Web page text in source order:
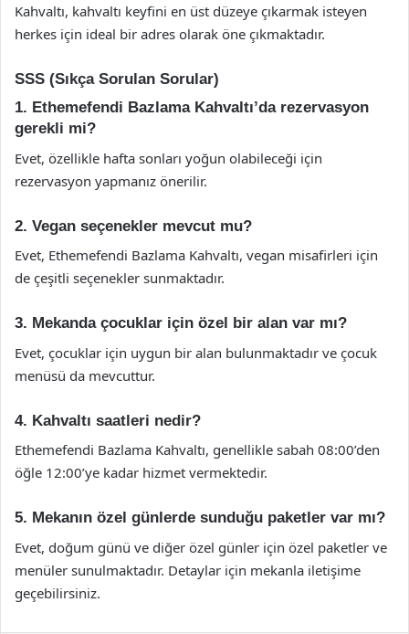
Kahvaltı, kahvaltı keyfini en üst düzeye çıkarmak isteyen
herkes için ideal bir adres olarak öne çıkmaktadır.
SSS (Sıkça Sorulan Sorular)
1. Ethemefendi Bazlama Kahvaltı’da rezervasyon
gerekli mi?
Evet, özellikle hafta sonları yoğun olabileceği için
rezervasyon yapmanız önerilir.
2. Vegan seçenekler mevcut mu?
Evet, Ethemefendi Bazlama Kahvaltı, vegan misafirleri için
de çeşitli seçenekler sunmaktadır.
3. Mekanda çocuklar için özel bir alan var mı?
Evet, çocuklar için uygun bir alan bulunmaktadır ve çocuk
menüsü da mevcuttur.
4. Kahvaltı saatleri nedir?
Ethemefendi Bazlama Kahvaltı, genellikle sabah 08:00’den
öğle 12:00’ye kadar hizmet vermektedir.
5. Mekanın özel günlerde sunduğu paketler var mı?
Evet, doğum günü ve diğer özel günler için özel paketler ve
menüler sunulmaktadır. Detaylar için mekanla iletişime
geçebilirsiniz.